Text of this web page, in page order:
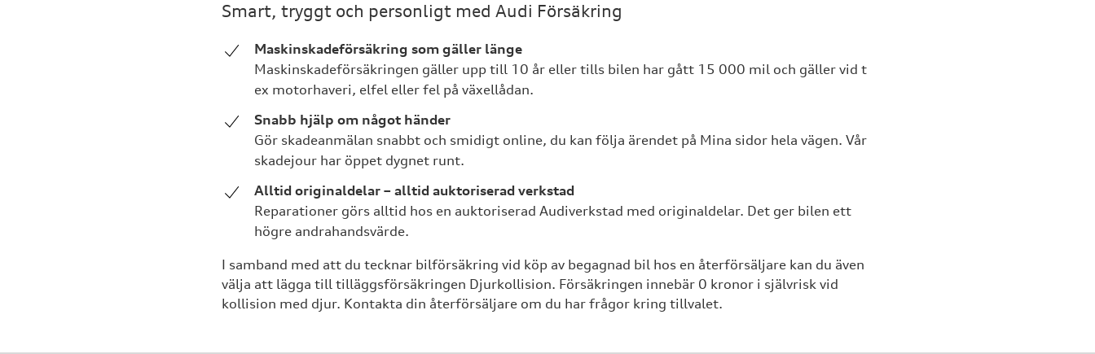
Smart, tryggt och personligt med Audi Försäkring
Maskinskadeförsäkring som gäller länge
Maskinskadeförsäkringen gäller upp till 10 år eller tills bilen har gått 15 000 mil och gäller vid t
ex motorhaveri, elfel eller fel på växellådan.
Snabb hjälp om något händer
Gör skadeanmälan snabbt och smidigt online, du kan följa ärendet på Mina sidor hela vägen. Vår
skadejour har öppet dygnet runt.
Alltid originaldelar – alltid auktoriserad verkstad
Reparationer görs alltid hos en auktoriserad Audiverkstad med originaldelar. Det ger bilen ett
högre andrahandsvärde.
I samband med att du tecknar bilförsäkring vid köp av begagnad bil hos en återförsäljare kan du även
välja att lägga till tilläggsförsäkringen Djurkollision. Försäkringen innebär 0 kronor i självrisk vid
kollision med djur. Kontakta din återförsäljare om du har frågor kring tillvalet.